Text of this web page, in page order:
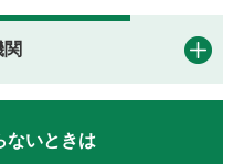
ないときは